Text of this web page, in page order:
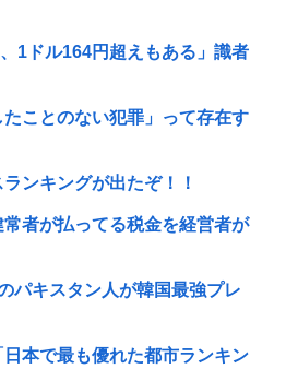
1ドル164円超えもある」識者
たことのない犯罪」って存在す
ンキングが出たぞ！！
常者が払ってる税金を経営者が
パキスタン人が韓国最強プレ
本で最も優れた都市ランキン